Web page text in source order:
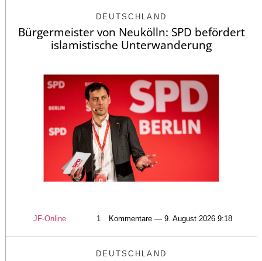
DEUTSCHLAND
Bürgermeister von Neukölln: SPD befördert
islamistische Unterwanderung
JF-Online 1 Kommentare — 9. August 2026 9:18
DEUTSCHLAND